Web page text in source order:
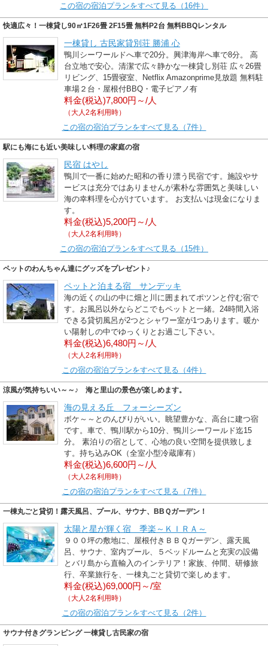
この宿の宿泊プランをすべて見る（16件）
快適広々！一棟貸し90㎡1F26畳 2F15畳 無料P2台 無料BBQレンタル
一棟貸し 古民家貸別荘 勝浦 心
鴨川シーワールドへ車で20分。興津海岸へ車で8分。 高
台立地で安心。清潔で広々静かな一棟貸し別荘 広々26畳
リビング、15畳寝室、Netflix Amazonprime見放題 無料駐
車場２台・屋根付BBQ・電子ピアノ有
料金(税込)7,800円～/人
（大人2名利用時）
この宿の宿泊プランをすべて見る（7件）
駅にも海にも近い美味しい料理の家庭の宿
民宿 はやし
鴨川で一番に始めた昭和の香り漂う民宿です。施設やサ
ービスは充分ではありませんが素朴な雰囲気と美味しい
海の幸料理を心がけています。 お支払いは現金になりま
す。
料金(税込)5,200円～/人
（大人2名利用時）
この宿の宿泊プランをすべて見る（15件）
ペットのわんちゃん達にグッズをプレゼント♪
ペットと泊まる宿 サンデッキ
海の近くの山の中に畑と川に囲まれてポツンと佇む宿で
す。お風呂以外ならどこでもペットと一緒。24時間入浴
できる貸切風呂が2つとシャワー室が1つあります。暖か
い陽射しの中でゆっくりとお過ごし下さい。
料金(税込)6,480円～/人
（大人2名利用時）
この宿の宿泊プランをすべて見る（4件）
涼風が気持ちいい～～♪ 海と里山の景色が楽しめます。
海の見える丘 フォーシーズン
ボケ～～とのんびりがいい。眺望豊かな、高台に建つ宿
です。車で、鴨川駅から10分、鴨川シーワールド迄15
分。 素泊りの宿として、心地の良い空間を提供致しま
す。持ち込みOK（全室小型冷蔵庫有）
料金(税込)6,600円～/人
（大人2名利用時）
この宿の宿泊プランをすべて見る（7件）
一棟丸ごと貸切！露天風呂、プール、サウナ、BBＱガーデン！
太陽と星が輝く宿 季楽～ＫＩＲＡ～
９００坪の敷地に、屋根付きＢＢＱガーデン、露天風
呂、サウナ、室内プール、５ベッドルームと充実の設備
とバリ島から直輸入のインテリア！家族、仲間、研修旅
行、卒業旅行を、一棟丸ごと貸切で楽しめます。
料金(税込)69,000円～/室
（大人2名利用時）
この宿の宿泊プランをすべて見る（2件）
サウナ付きグランピング 一棟貸し古民家の宿